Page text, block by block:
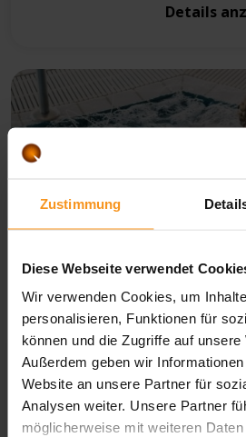
Zustimmung
Diese Webseite verwendet
Wir verwenden Cookies, um
personalisieren, Funktionen für
können und die Zugriffe auf
Außerdem geben wir
Website an unsere Partner für
Analysen weiter. Unsere Partner
möglicherweise mit weiteren
Details
Saisonales
Übernachtung mit
Kulinarische Genüsse und
unser Stammgästeprogramm
Rabatte sichern.